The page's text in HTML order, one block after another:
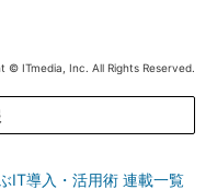
© ITmedia, Inc. All Rights Reserved.
導入・活用術 連載一覧